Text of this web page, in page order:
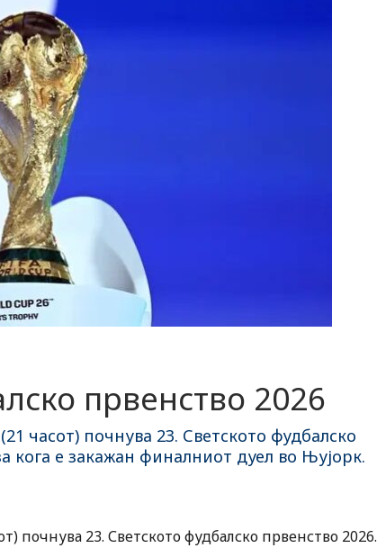
првенство 2026
часот) почнува 23. Светското фудбалско
кога е закажан финалниот дуел во Њујорк.
почнува 23. Светското фудбалско првенство 2026.